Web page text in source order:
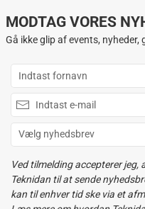
MODTAG VORES
Gå ikke glip af events, nyheder,
Ved tilmelding accepterer
Teknidan til at sende
kan til enhver tid ske via et